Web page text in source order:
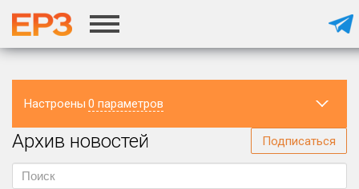
Настроены 0 параметров
Регион
Архив новостей Подписаться